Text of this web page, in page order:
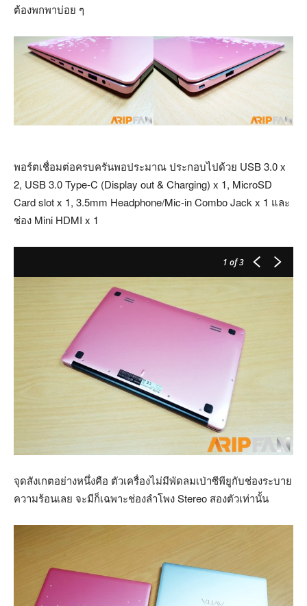
ต้องพกพาบ่อย ๆ
พอร์ตเชื่อมต่อครบครันพอประมาณ ประกอบไปด้วย USB 3.0 x
2, USB 3.0 Type-C (Display out & Charging) x 1, MicroSD
Card slot x 1, 3.5mm Headphone/Mic-in Combo Jack x 1 และ
ช่อง Mini HDMI x 1
1 of 3
จุดสังเกตอย่างหนึ่งคือ ตัวเครื่องไม่มีพัดลมเป่าซีพียูกับช่องระบาย
ความร้อนเลย จะมีก็เฉพาะช่องลำโพง Stereo สองตัวเท่านั้น